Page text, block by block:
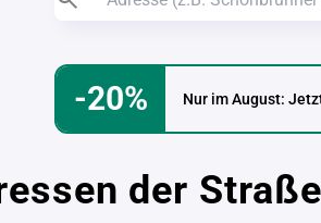
-20% Nur im August:
der